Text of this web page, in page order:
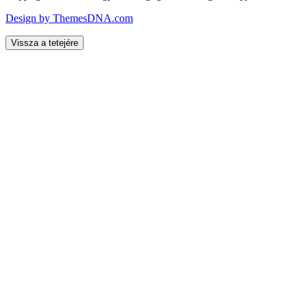
Design by ThemesDNA.com
Vissza a tetejére